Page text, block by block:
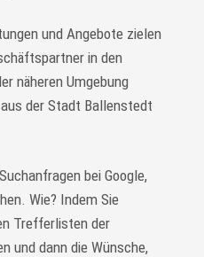
und Angebote zielen
in den
näheren Umgebung
der Stadt Ballenstedt
bei Google,
Wie? Indem Sie
Trefferlisten der
und dann die Wünsche,